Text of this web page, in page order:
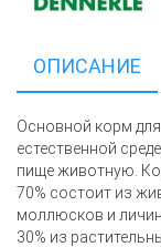
ОПИСАНИЕ
Основной корм
естественной
пище животную.
70% состоит из
моллюсков и
30% из